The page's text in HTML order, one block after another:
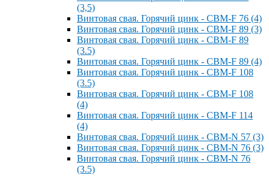
(3,5)
Винтовая свая. Горячий цинк - СВМ-F 76 (4)
Винтовая свая. Горячий цинк - СВМ-F 89 (3)
Винтовая свая. Горячий цинк - СВМ-F 89
(3.5)
Винтовая свая. Горячий цинк - СВМ-F 89 (4)
Винтовая свая. Горячий цинк - СВМ-F 108
(3.5)
Винтовая свая. Горячий цинк - СВМ-F 108
(4)
Винтовая свая. Горячий цинк - СВМ-F 114
(4)
Винтовая свая. Горячий цинк - СВМ-N 57 (3)
Винтовая свая. Горячий цинк - СВМ-N 76 (3)
Винтовая свая. Горячий цинк - СВМ-N 76
(3.5)